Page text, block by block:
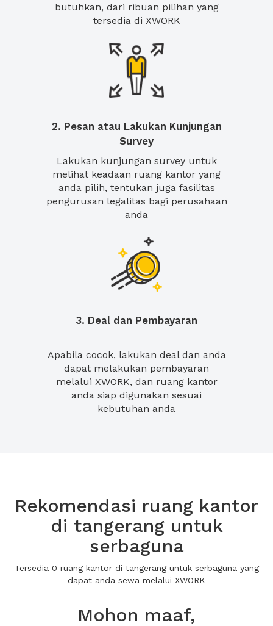
butuhkan, dari ribuan pilihan yang
tersedia di XWORK
2. Pesan atau Lakukan Kunjungan
Survey
Lakukan kunjungan survey untuk
melihat keadaan ruang kantor yang
anda pilih, tentukan juga fasilitas
pengurusan legalitas bagi perusahaan
anda
3. Deal dan Pembayaran
Apabila cocok, lakukan deal dan anda
dapat melakukan pembayaran
melalui XWORK, dan ruang kantor
anda siap digunakan sesuai
kebutuhan anda
Rekomendasi ruang kantor
di tangerang untuk
serbaguna
Tersedia 0 ruang kantor di tangerang untuk serbaguna yang
dapat anda sewa melalui XWORK
Mohon maaf,